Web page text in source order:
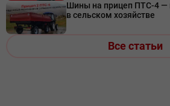
Шины на прицеп ПТС-4
в сельском хозяйстве
Все статьи